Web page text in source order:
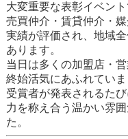
大変重要な表彰イベント
売買仲介・賃貸仲介・
実績が評価され、地域
あります。
当日は多くの加盟店・
終始活気にあふれていま
受賞者が発表されるた
力を称え合う温かい雰
た。